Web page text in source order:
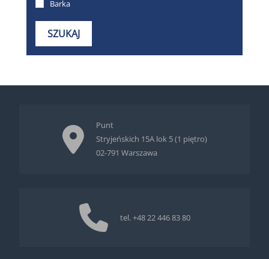
Punt
Stryjeńskich 15A lok 5 (1 piętro)
02-791 Warszawa
tel. +48 22 446 83 80